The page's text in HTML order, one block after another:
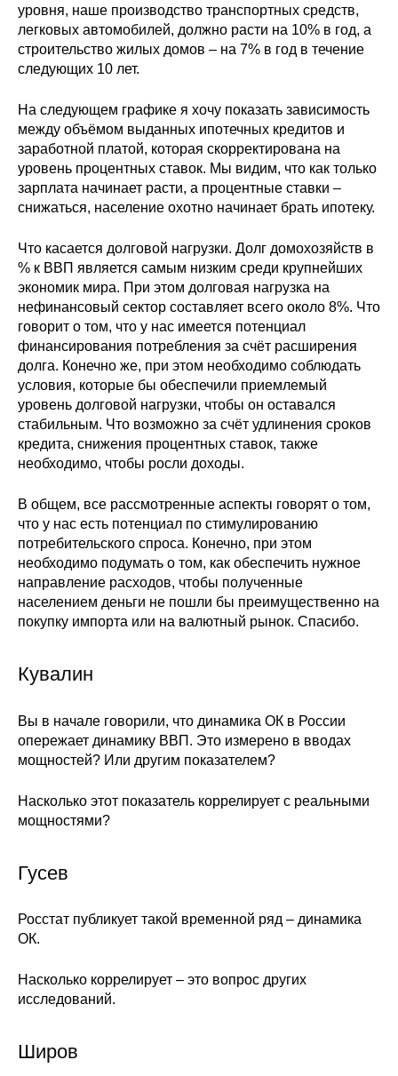
уровня, наше производство транспортных средств,
легковых автомобилей, должно расти на 10% в год, а
строительство жилых домов – на 7% в год в течение
следующих 10 лет.
На следующем графике я хочу показать зависимость
между объёмом выданных ипотечных кредитов и
заработной платой, которая скорректирована на
уровень процентных ставок. Мы видим, что как только
зарплата начинает расти, а процентные ставки –
снижаться, население охотно начинает брать ипотеку.
Что касается долговой нагрузки. Долг домохозяйств в
% к ВВП является самым низким среди крупнейших
экономик мира. При этом долговая нагрузка на
нефинансовый сектор составляет всего около 8%. Что
говорит о том, что у нас имеется потенциал
финансирования потребления за счёт расширения
долга. Конечно же, при этом необходимо соблюдать
условия, которые бы обеспечили приемлемый
уровень долговой нагрузки, чтобы он оставался
стабильным. Что возможно за счёт удлинения сроков
кредита, снижения процентных ставок, также
необходимо, чтобы росли доходы.
В общем, все рассмотренные аспекты говорят о том,
что у нас есть потенциал по стимулированию
потребительского спроса. Конечно, при этом
необходимо подумать о том, как обеспечить нужное
направление расходов, чтобы полученные
населением деньги не пошли бы преимущественно на
покупку импорта или на валютный рынок. Спасибо.
Кувалин
Вы в начале говорили, что динамика ОК в России
опережает динамику ВВП. Это измерено в вводах
мощностей? Или другим показателем?
Насколько этот показатель коррелирует с реальными
мощностями?
Гусев
Росстат публикует такой временной ряд – динамика
ОК.
Насколько коррелирует – это вопрос других
исследований.
Широв